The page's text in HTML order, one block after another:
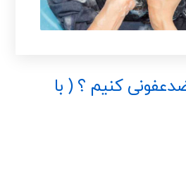
کنیم ؟ ( با